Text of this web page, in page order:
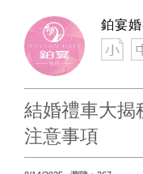
鉑宴
結婚禮車大揭
注意事項